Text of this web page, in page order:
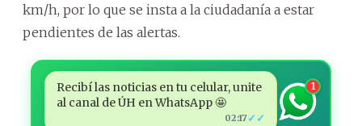
km/h, por lo que se insta a la ciudadanía a estar
pendientes de las alertas.
Recibí las noticias en tu celular, unite
al canal de ÚH en WhatsApp 🤩
02:17 ✓✓
1